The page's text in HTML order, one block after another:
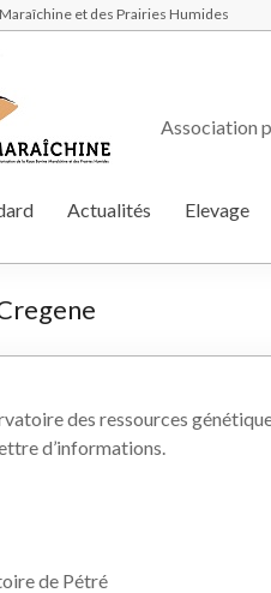
et des Prairies Humides
Association
Actualités Elevage
des ressources
d’informations.
de Pétré